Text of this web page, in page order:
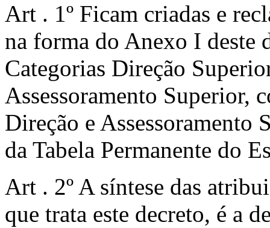
Art . 1º Ficam criadas e
na forma do Anexo I deste
Categorias Direção
Assessoramento Superior,
Direção e
da Tabela Permanente do
Art . 2º A síntese das
que trata este decreto, é a